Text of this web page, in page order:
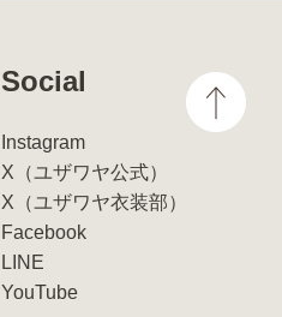
Social
Instagram
X（ユザワヤ公式）
X（ユザワヤ衣装部）
Facebook
LINE
YouTube